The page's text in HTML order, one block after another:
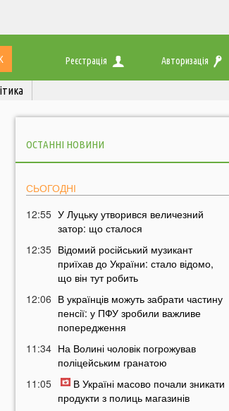
Реєстрація Авторизація
ОСТАННІ НОВИНИ
СЬОГОДНІ
12:55 У Луцьку утворився величезний
затор: що сталося
12:35 Відомий російський музикант
приїхав до України: стало відомо,
що він тут робить
12:06 В українців можуть забрати частину
пенсії: у ПФУ зробили важливе
попередження
11:34 На Волині чоловік погрожував
поліцейським гранатою
11:05
В Україні масово почали зникати
продукти з полиць магазинів